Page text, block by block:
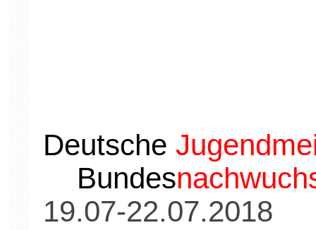
Deutsche J
Bundesna
19.07-22.07.2018